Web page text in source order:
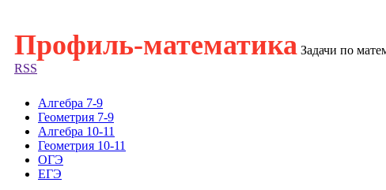
Профиль-математика Задачи по
RSS
Алгебра 7-9
Геометрия 7-9
Алгебра 10-11
Геометрия 10-11
ОГЭ
ЕГЭ